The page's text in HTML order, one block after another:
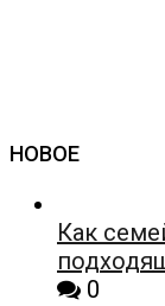
НОВОЕ
Как
0